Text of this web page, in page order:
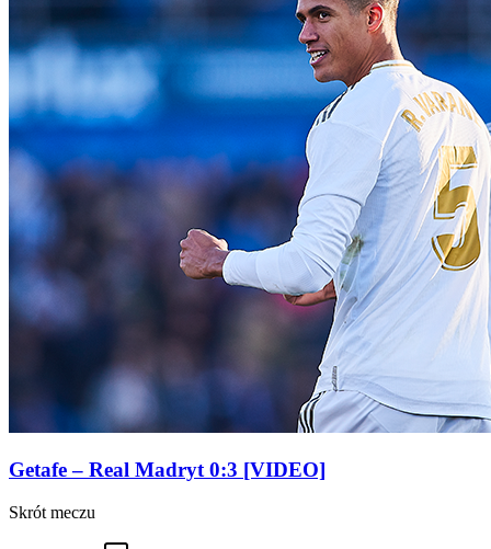
Getafe – Real Madryt 0:3 [VIDEO]
Skrót meczu